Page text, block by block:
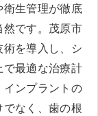
衛生管理が徹底
然です。茂原市
を導入し、シ
で最適な治療計
ンプラントの
なく、歯の根